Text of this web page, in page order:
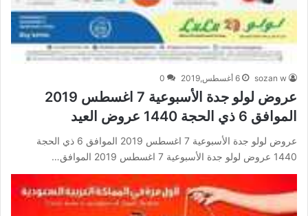
sozan w 6 أغسطس,2019 0
عروض لولو جدة الأسبوعية 7 اغسطس 2019
الموافق 6 ذي الحجة 1440 عروض العيد
عروض لولو جدة الأسبوعية 7 اغسطس 2019 الموافق 6 ذي الحجة
1440 عروض لولو جدة الأسبوعية 7 اغسطس 2019 الموافق…